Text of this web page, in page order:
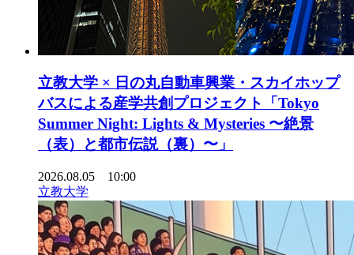
立教大学 × 日の丸自動車興業・スカイホップ
バスによる産学共創プロジェクト「Tokyo
Summer Night: Lights & Mysteries 〜絶景
（表）と都市伝説（裏）〜」
2026.08.05 10:00
立教大学